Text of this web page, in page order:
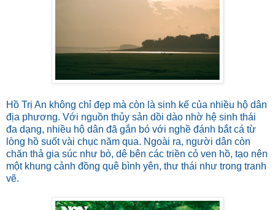
Hồ Trị An không chỉ đẹp mà còn là sinh kế của nhiều hộ dân
địa phương. Với nguồn thủy sản dồi dào nhờ hệ sinh thái
đa dạng, nhiều hộ dân đã gắn bó với nghề đánh bắt cá từ
lòng hồ suốt vài chục năm qua. Ngoài ra, người dân còn
chăn thả gia súc như bò, dê bên các triền cỏ ven hồ, tạo nên
một khung cảnh đồng quê bình yên, thư thái như trong tranh
vẽ.